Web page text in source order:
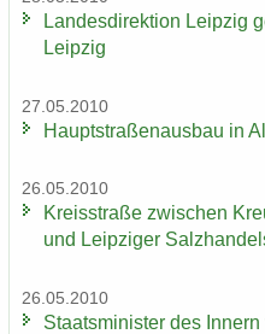
Lan­des­di­rek­ti­on Leip­zig
Leip­zig
27.05.2010
Haupt­stra­ßen­aus­bau in
26.05.2010
Kreis­stra­ße zwi­schen
und Leip­zi­ger
26.05.2010
Staats­mi­nis­ter des